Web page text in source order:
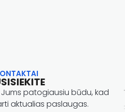
Jums patogiausiu būdu, kad
aktualias paslaugas.